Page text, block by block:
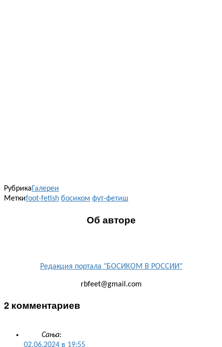
РубрикаГалереи
Меткиfoot-fetish босиком фут-фетиш
Об авторе
Редакция портала "БОСИКОМ В РОССИИ"
rbfeet@gmail.com
2 комментариев
Сања:
02.06.2024 в 19:55